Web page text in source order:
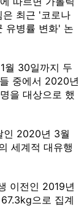
은 최근 '코로나
유병률 변화' 논
월 30일까지 두
중에서 2020년
을 대상으로 했
인 2020년 3월
세계적 대유행
이전인 2019년
으로 집계